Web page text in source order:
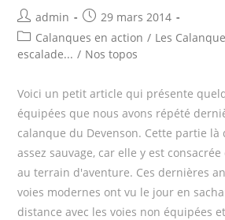
Post
author:
admin
Post
published:
29 mars 2014
Post
category:
Calanques en action / Les
escalade... / Nos topos
Voici un petit article qui présente
équipées que nous avons répété
calanque du Devenson. Cette partie là
assez sauvage, car elle y est
au terrain d'aventure. Ces dernières
voies modernes ont vu le jour en
distance avec les voies non équipées